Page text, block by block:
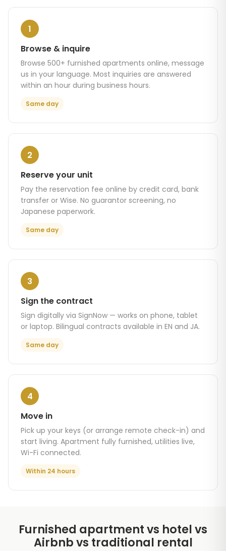
1
Browse & inquire
Browse 500+ furnished apartments online, message
us in your language. Most inquiries are answered
within an hour during business hours.
Same day
2
Reserve your unit
Pay the reservation fee online by credit card, bank
transfer or Wise. No guarantor screening, no
Japanese paperwork.
Same day
3
Sign the contract
Sign digitally via SignNow — works on phone, tablet
or laptop. Bilingual contracts available in EN and JA.
Same day
4
Move in
Pick up your keys (or arrange remote check-in) and
start living. Apartment fully furnished, utilities live,
Wi-Fi connected.
Within 24 hours
Furnished apartment vs hotel vs
Airbnb vs traditional rental